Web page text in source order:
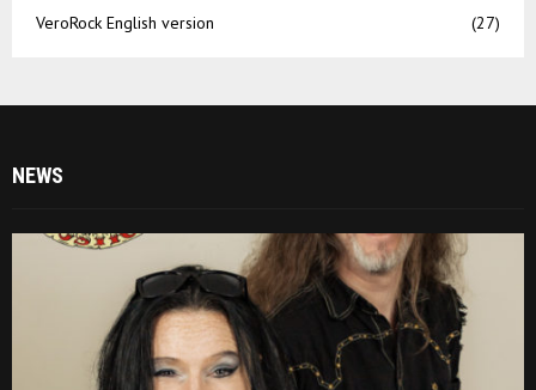
VeroRock English version
(27)
NEWS